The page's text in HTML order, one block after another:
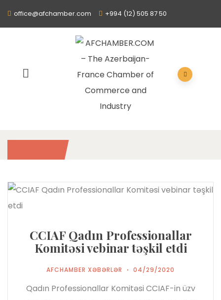
office@afchamber.com +994 (12) 505 87 50
CCIAF Qadın Professionallar
Komitəsi vebinar təşkil etdi
AFCHAMBER XƏBƏRLƏR 04/29/2020
Qadın Professionallar Komitəsi CCIAF-in üzv